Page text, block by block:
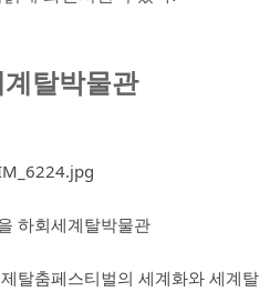
탈박물관
하회세계탈박물관
탈춤페스티벌의 세계화와 세계탈